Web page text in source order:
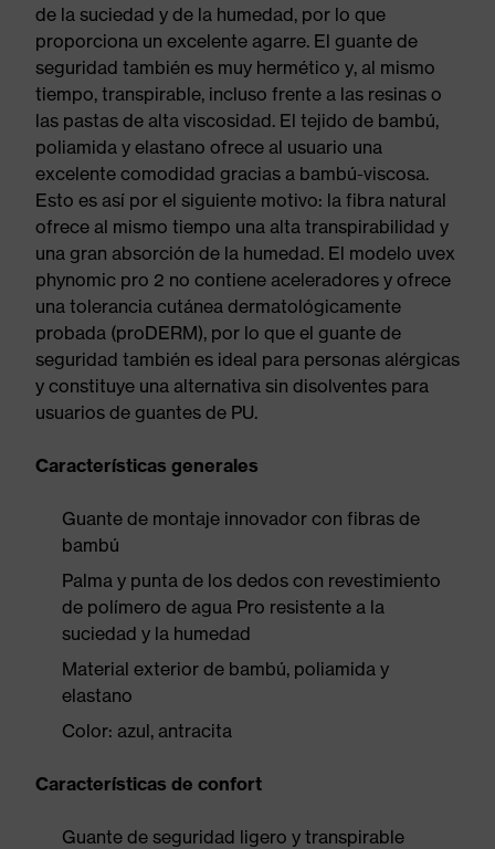
de la suciedad y de la humedad, por lo que
proporciona un excelente agarre. El guante de
seguridad también es muy hermético y, al mismo
tiempo, transpirable, incluso frente a las resinas o
las pastas de alta viscosidad. El tejido de bambú,
poliamida y elastano ofrece al usuario una
excelente comodidad gracias a bambú-viscosa.
Esto es así por el siguiente motivo: la fibra natural
ofrece al mismo tiempo una alta transpirabilidad y
una gran absorción de la humedad. El modelo uvex
phynomic pro 2 no contiene aceleradores y ofrece
una tolerancia cutánea dermatológicamente
probada (proDERM), por lo que el guante de
seguridad también es ideal para personas alérgicas
y constituye una alternativa sin disolventes para
usuarios de guantes de PU.
Características generales
Guante de montaje innovador con fibras de
bambú
Palma y punta de los dedos con revestimiento
de polímero de agua Pro resistente a la
suciedad y la humedad
Material exterior de bambú, poliamida y
elastano
Color: azul, antracita
Características de confort
Guante de seguridad ligero y transpirable